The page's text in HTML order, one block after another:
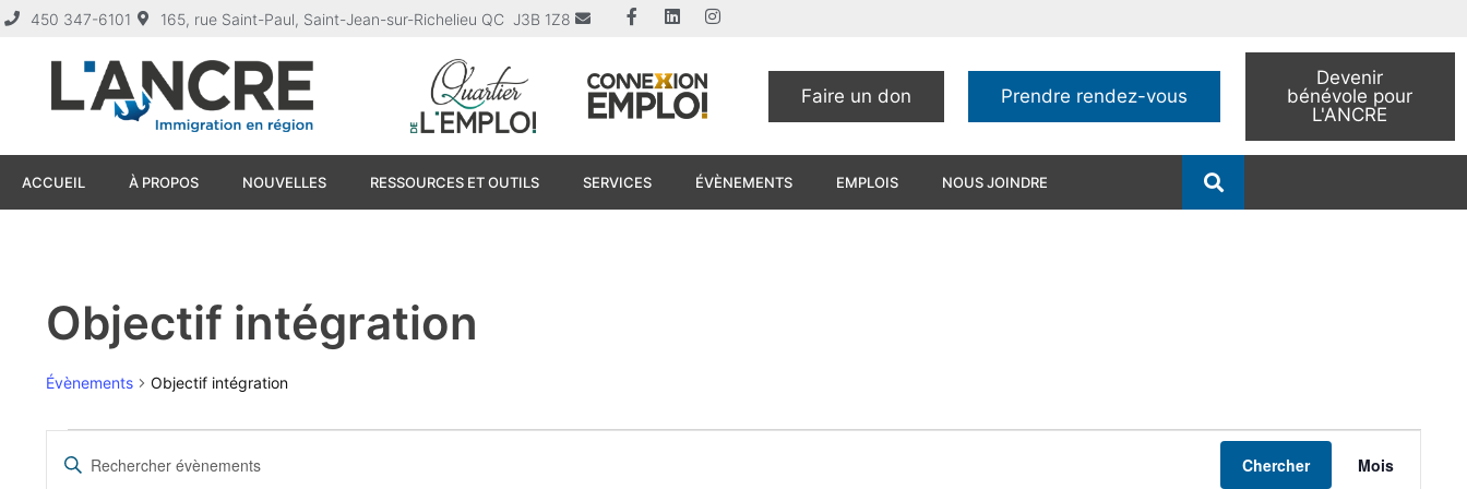
450 347-6101 165, rue Saint-Paul, Saint-Jean-sur-Richelieu QC J3B 1Z8
Faire un don Prendre rendez-vous
Devenir
bénévole pour
L'ANCRE
ACCUEIL À PROPOS NOUVELLES RESSOURCES ET OUTILS SERVICES ÉVÈNEMENTS EMPLOIS NOUS JOINDRE
Objectif intégration
Évènements Objectif intégration
Recherche
Saisir
mot-
Chercher Mois